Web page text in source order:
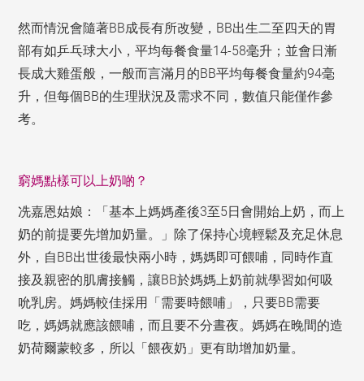
然而情況會隨著BB成長有所改變，BB出生二至四天的胃
部有如乒乓球大小，平均每餐食量14-58毫升；並會日漸
長成大雞蛋般，一般而言滿月的BB平均每餐食量約94毫
升，但每個BB的生理狀況及需求不同，數值只能僅作參
考。
窮媽點樣可以上奶啲？
冼嘉恩姑娘：「基本上媽媽產後3至5日會開始上奶，而上
奶的前提要先增加奶量。」除了保持心境輕鬆及充足休息
外，自BB出世後最快兩小時，媽媽即可餵哺，同時作直
接及親密的肌膚接觸，讓BB於媽媽上奶前就學習如何吸
吮乳房。媽媽較佳採用「需要時餵哺」，只要BB需要
吃，媽媽就應該餵哺，而且要不分晝夜。媽媽在晚間的造
奶荷爾蒙較多，所以「餵夜奶」更有助增加奶量。